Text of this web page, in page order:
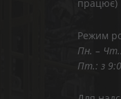
працює)
Режим
Пн. –
Пт.: з